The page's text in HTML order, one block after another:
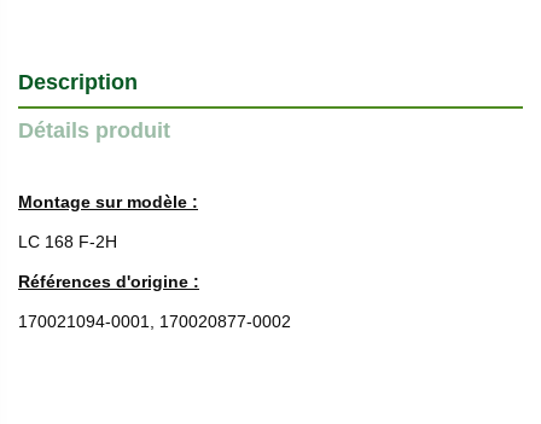
Description
Détails produit
Montage sur modèle :
LC 168 F-2H
Références d'origine :
170021094-0001, 170020877-0002